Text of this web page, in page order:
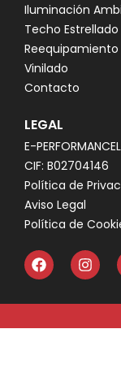
Iluminación
Techo Estrellado
Reequipamiento
Vinilado
Contacto
LEGAL
E-
CIF: B02704146
Política de
Aviso Legal
Política de